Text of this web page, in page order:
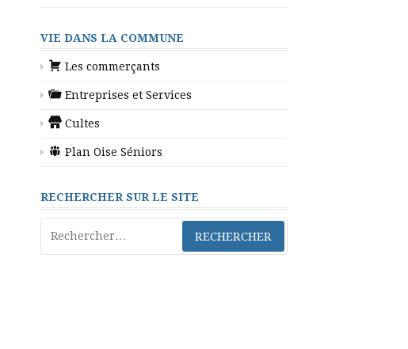
VIE DANS LA COMMUNE
Les commerçants
Entreprises et Services
Cultes
Plan Oise Séniors
RECHERCHER SUR LE SITE